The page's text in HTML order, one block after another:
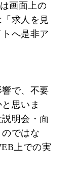
「居心地の
入れます。
画面上の
「求人を見
へ是非ア
で、不要
思いま
明会・面
ではな
上での実